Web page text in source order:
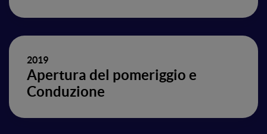
2019
Apertura del pomeriggio e
Conduzione